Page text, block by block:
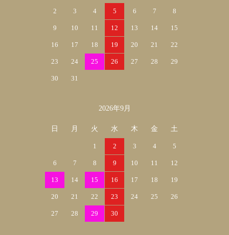
2 3 4 5 6 7 8
9 10 11 12 13 14 15
16 17 18 19 20 21 22
23 24 25 26 27 28 29
30 31
2026年9月
日 月 火 水 木 金 土
1 2 3 4 5
6 7 8 9 10 11 12
13 14 15 16 17 18 19
20 21 22 23 24 25 26
27 28 29 30